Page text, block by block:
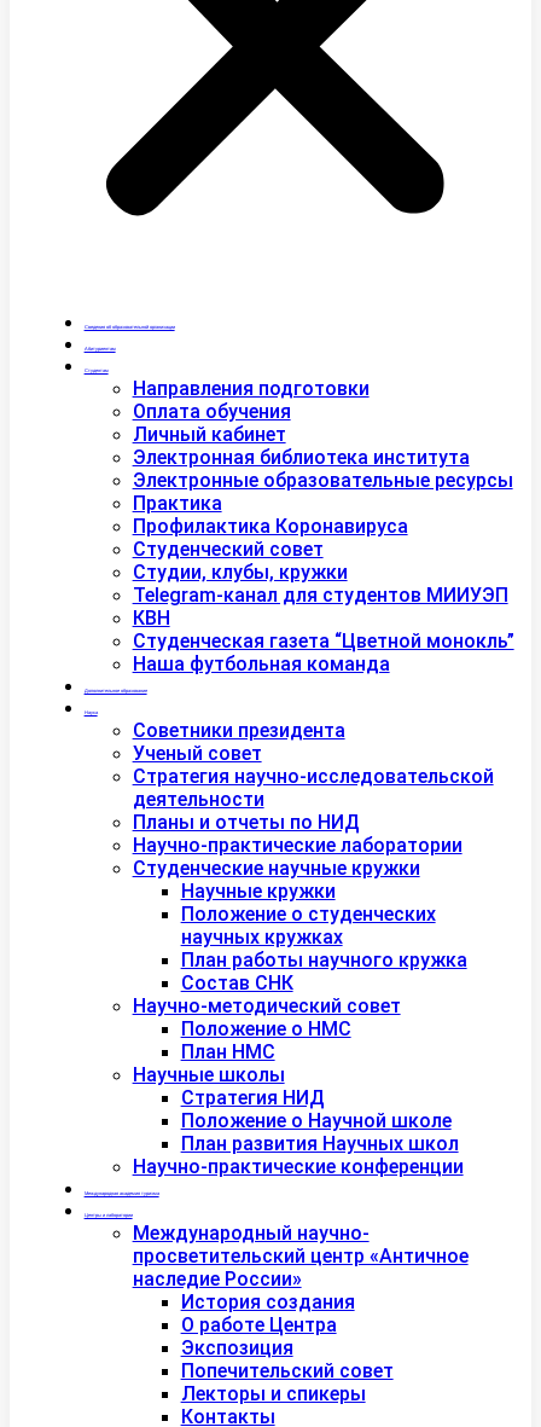
Сведения об образовательной организации
Абитуриентам
Студентам
Направления подготовки
Оплата обучения
Личный кабинет
Электронная библиотека института
Электронные образовательные ресурсы
Практика
Профилактика Коронавируса
Студенческий совет
Студии, клубы, кружки
Telegram-канал для студентов МИИУЭП
КВН
Студенческая газета “Цветной монокль”
Наша футбольная команда
Дополнительное образование
Наука
Советники президента
Ученый совет
Стратегия научно-исследовательской
деятельности
Планы и отчеты по НИД
Научно-практические лаборатории
Студенческие научные кружки
Научные кружки
Положение о студенческих
научных кружках
План работы научного кружка
Состав СНК
Научно-методический совет
Положение о НМС
План НМС
Научные школы
Стратегия НИД
Положение о Научной школе
План развития Научных школ
Научно-практические конференции
Международная академия туризма
Центры и лаборатории
Международный научно-
просветительский центр «Античное
наследие России»
История создания
О работе Центра
Экспозиция
Попечительский совет
Лекторы и спикеры
Контакты